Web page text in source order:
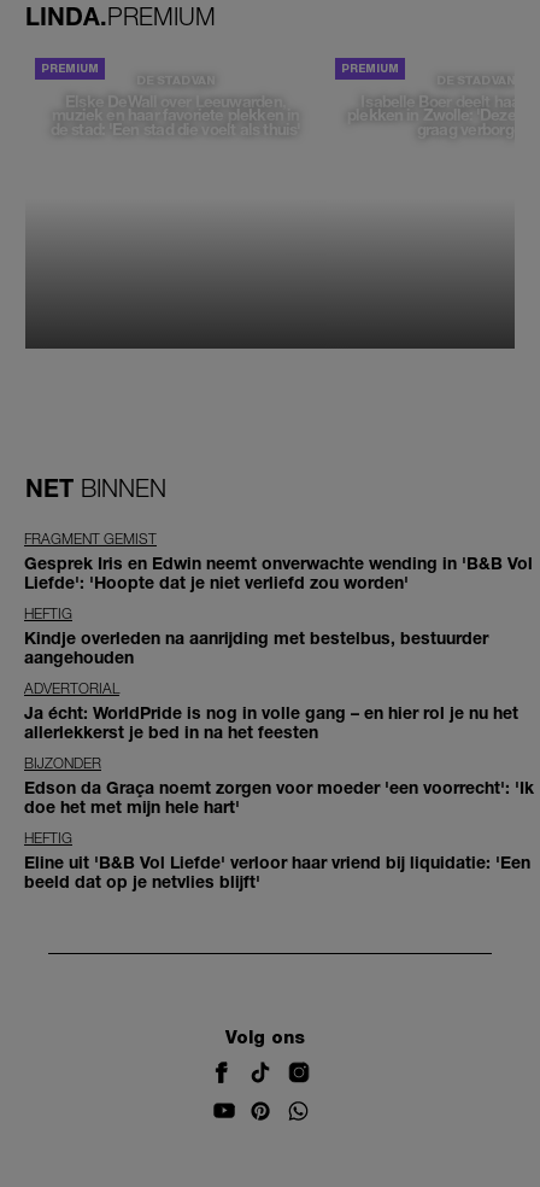
LINDA.PREMIUM
DE STAD VAN
Elske DeWall over Leeuwarden,
muziek en haar favoriete plekken in
de stad: 'Een stad die voelt als thuis'
DE STAD VAN
Isabelle Boer deelt haar
plekken in Zwolle: 'Deze
graag verborgen'
NET BINNEN
FRAGMENT GEMIST
Gesprek Iris en Edwin neemt onverwachte wending in 'B&B Vol
Liefde': 'Hoopte dat je niet verliefd zou worden'
HEFTIG
Kindje overleden na aanrijding met bestelbus, bestuurder
aangehouden
ADVERTORIAL
Ja écht: WorldPride is nog in volle gang – en hier rol je nu het
allerlekkerst je bed in na het feesten
BIJZONDER
Edson da Graça noemt zorgen voor moeder 'een voorrecht': 'Ik
doe het met mijn hele hart'
HEFTIG
Eline uit 'B&B Vol Liefde' verloor haar vriend bij liquidatie: 'Een
beeld dat op je netvlies blijft'
Volg ons